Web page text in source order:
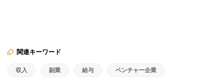
関連キーワード
収入 副業 給与 ベンチャー企業